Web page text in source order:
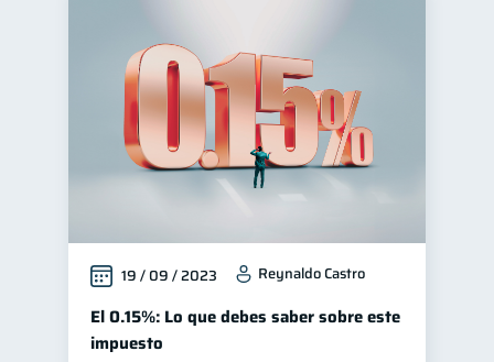
19 / 09 / 2023 Reynaldo Castro
El 0.15%: Lo que debes saber sobre este
impuesto